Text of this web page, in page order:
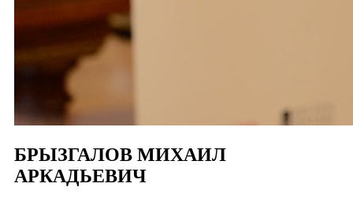
БРЫЗГАЛОВ МИХАИЛ
АРКАДЬЕВИЧ